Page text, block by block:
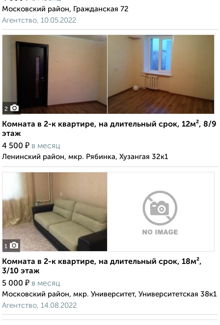
Московский район, Гражданская 72
Агентство, 10.05.2022
2
Комната в 2-к квартире, на длительный срок, 12м², 8/9
этаж
4 500 ₽ в месяц
Ленинский район, мкр. Рябинка, Хузангая 32к1
1
Комната в 2-к квартире, на длительный срок, 18м²,
3/10 этаж
5 000 ₽ в месяц
Московский район, мкр. Университет, Университетская 38к1
Агентство, 14.08.2022